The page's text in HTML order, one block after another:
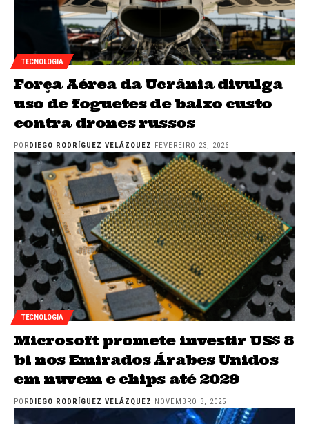
TECNOLOGIA
Força Aérea da Ucrânia divulga
uso de foguetes de baixo custo
contra drones russos
POR DIEGO RODRÍGUEZ VELÁZQUEZ FEVEREIRO 23, 2026
TECNOLOGIA
Microsoft promete investir US$ 8
bi nos Emirados Árabes Unidos
em nuvem e chips até 2029
PORDIEGO RODRÍGUEZ VELÁZQUEZ NOVEMBRO 3, 2025